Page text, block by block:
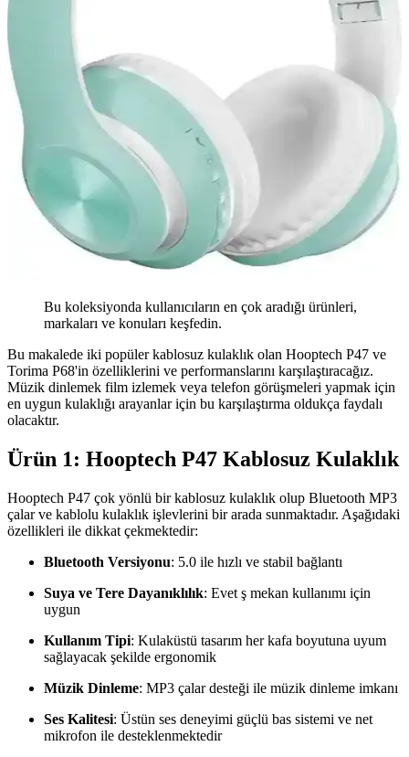
Bu koleksiyonda kullanıcıların en çok aradığı ürünleri,
markaları ve konuları keşfedin.
Bu makalede iki popüler kablosuz kulaklık olan Hooptech P47 ve
Torima P68'in özelliklerini ve performanslarını karşılaştıracağız.
Müzik dinlemek film izlemek veya telefon görüşmeleri yapmak için
en uygun kulaklığı arayanlar için bu karşılaştırma oldukça faydalı
olacaktır.
Ürün 1: Hooptech P47 Kablosuz Kulaklık
Hooptech P47 çok yönlü bir kablosuz kulaklık olup Bluetooth MP3
çalar ve kablolu kulaklık işlevlerini bir arada sunmaktadır. Aşağıdaki
özellikleri ile dikkat çekmektedir:
Bluetooth Versiyonu: 5.0 ile hızlı ve stabil bağlantı
Suya ve Tere Dayanıklılık: Evet ş mekan kullanımı için
uygun
Kullanım Tipi: Kulaküstü tasarım her kafa boyutuna uyum
sağlayacak şekilde ergonomik
Müzik Dinleme: MP3 çalar desteği ile müzik dinleme imkanı
Ses Kalitesi: Üstün ses deneyimi güçlü bas sistemi ve net
mikrofon ile desteklenmektedir